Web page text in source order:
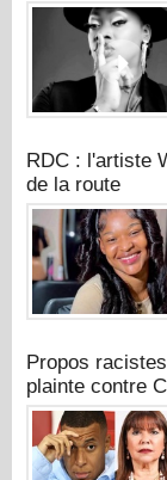
RDC : l'artiste
de la route
Propos
plainte contre